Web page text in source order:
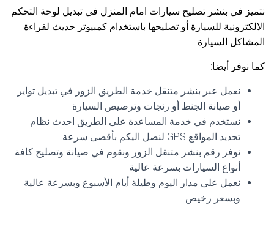
نتميز في بنشر تصليح سيارات امام المنزل في تبديل لوحة التحكم
الالكترونية للسيارة أو تصليحها باستخدام كمبيوتر حديث لقراءة
المشاكل السيارة
كما نوفر أيضا:
نعمل عبر بنشر متنقل خدمة الطريق الزور في تبديل تواير
أو صيانة الجنط أو رنجات وترصيص السيارة
نستخدم في خدمة المساعدة على الطريق احدث نظام
تحديد المواقع GPS لنصل اليكم بأقصى سرعة
نوفر رقم بنشر متنقل الزور ونقوم في صيانة وتصليح كافة
أنواع السيارات بسرعة عالية
نعمل على مدار اليوم وطيلة أيام الأسبوع وبسرعة عالية
وبسعر رخيص